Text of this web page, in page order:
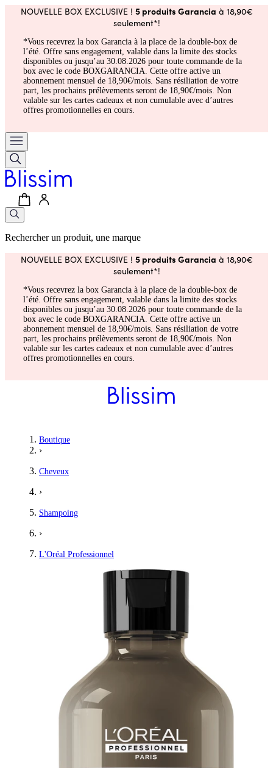
NOUVELLE BOX EXCLUSIVE ! 5 produits Garancia à 18,90€
seulement*!
*Vous recevrez la box Garancia à la place de la double-box de
l’été. Offre sans engagement, valable dans la limite des stocks
disponibles ou jusqu’au 30.08.2026 pour toute commande de la
box avec le code BOXGARANCIA. Cette offre active un
abonnement mensuel de 18,90€/mois. Sans résiliation de votre
part, les prochains prélèvements seront de 18,90€/mois. Non
valable sur les cartes cadeaux et non cumulable avec d’autres
offres promotionnelles en cours.
Rechercher un produit, une marque
NOUVELLE BOX EXCLUSIVE ! 5 produits Garancia à 18,90€
seulement*!
*Vous recevrez la box Garancia à la place de la double-box de
l’été. Offre sans engagement, valable dans la limite des stocks
disponibles ou jusqu’au 30.08.2026 pour toute commande de la
box avec le code BOXGARANCIA. Cette offre active un
abonnement mensuel de 18,90€/mois. Sans résiliation de votre
part, les prochains prélèvements seront de 18,90€/mois. Non
valable sur les cartes cadeaux et non cumulable avec d’autres
offres promotionnelles en cours.
Boutique
›
Cheveux
›
Shampoing
›
L'Oréal Professionnel